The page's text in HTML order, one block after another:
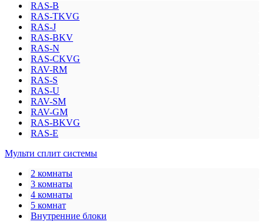
RAS-B
RAS-TKVG
RAS-J
RAS-BKV
RAS-N
RAS-CKVG
RAV-RM
RAS-S
RAS-U
RAV-SM
RAV-GM
RAS-BKVG
RAS-E
Мульти сплит системы
2 комнаты
3 комнаты
4 комнаты
5 комнат
Внутренние блоки